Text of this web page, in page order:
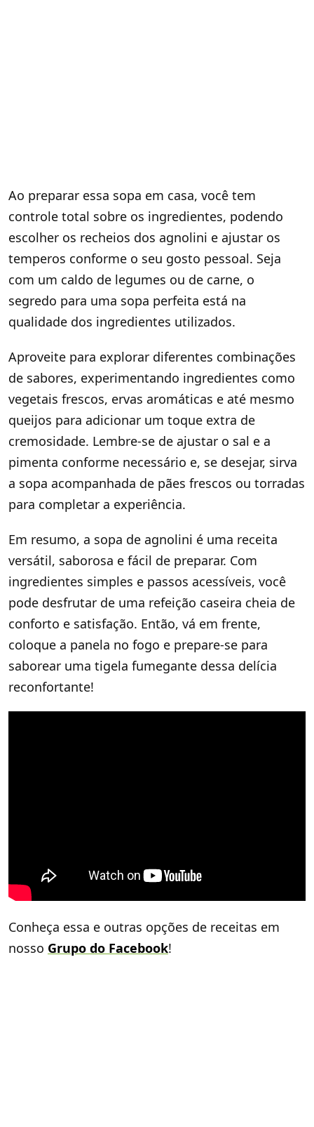
Ao preparar essa sopa em casa, você tem
controle total sobre os ingredientes, podendo
escolher os recheios dos agnolini e ajustar os
temperos conforme o seu gosto pessoal. Seja
com um caldo de legumes ou de carne, o
segredo para uma sopa perfeita está na
qualidade dos ingredientes utilizados.
Aproveite para explorar diferentes combinações
de sabores, experimentando ingredientes como
vegetais frescos, ervas aromáticas e até mesmo
queijos para adicionar um toque extra de
cremosidade. Lembre-se de ajustar o sal e a
pimenta conforme necessário e, se desejar, sirva
a sopa acompanhada de pães frescos ou torradas
para completar a experiência.
Em resumo, a sopa de agnolini é uma receita
versátil, saborosa e fácil de preparar. Com
ingredientes simples e passos acessíveis, você
pode desfrutar de uma refeição caseira cheia de
conforto e satisfação. Então, vá em frente,
coloque a panela no fogo e prepare-se para
saborear uma tigela fumegante dessa delícia
reconfortante!
Conheça essa e outras opções de receitas em
nosso Grupo do Facebook!